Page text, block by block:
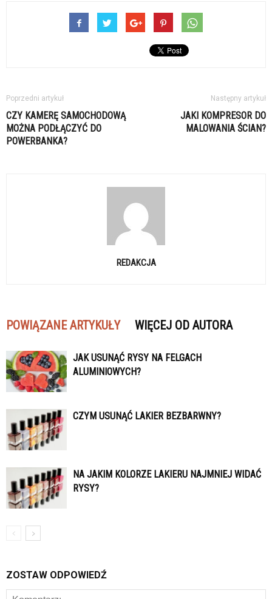
Poprzedni artykuł
CZY KAMERĘ SAMOCHODOWĄ
MOŻNA PODŁĄCZYĆ DO
POWERBANKA?
Następny artykuł
JAKI KOMPRESOR DO
MALOWANIA ŚCIAN?
REDAKCJA
POWIĄZANE ARTYKUŁY WIĘCEJ OD AUTORA
JAK USUNĄĆ RYSY NA FELGACH
ALUMINIOWYCH?
CZYM USUNĄĆ LAKIER BEZBARWNY?
NA JAKIM KOLORZE LAKIERU NAJMNIEJ WIDAĆ
RYSY?
ZOSTAW ODPOWIEDŹ